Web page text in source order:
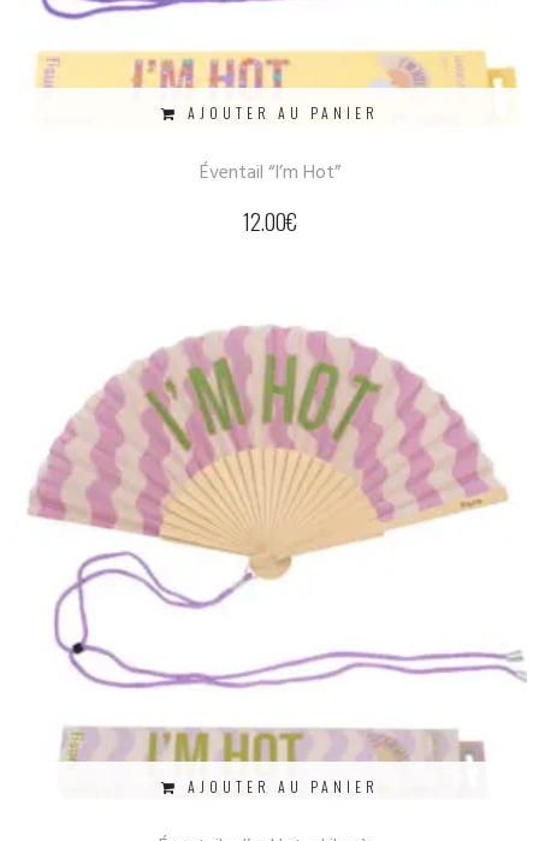
AJOUTER AU PANIER
Éventail “I’m Hot”
12.00€
AJOUTER AU PANIER